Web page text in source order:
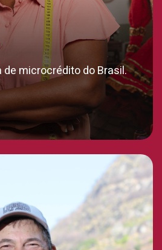
de microcrédito do Brasil.